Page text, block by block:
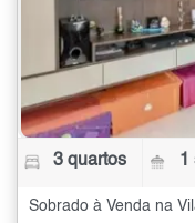
3 quartos 1
Sobrado à Venda na